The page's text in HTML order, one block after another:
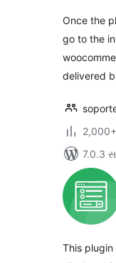
Once the
go to the
delivered
7.0.3
This